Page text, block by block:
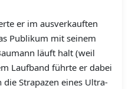
er im ausverkauften
Publikum mit seinem
läuft halt (weil
Laufband führte er dabei
Strapazen eines Ultra-